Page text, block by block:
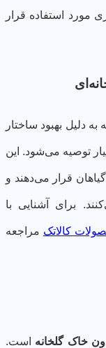
استفاده قرار
بهبود ساختار
توصیه می‌شود. این
قرار می‌دهند و
برای آشنایی با
کالاتکمراجعه
گلخانهاست.